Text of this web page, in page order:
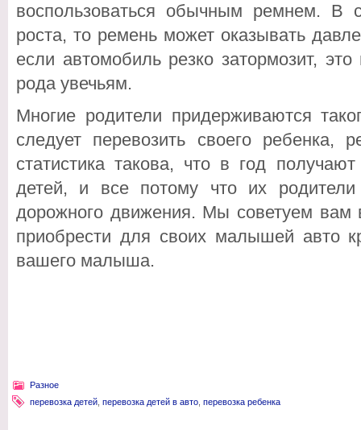
воспользоваться обычным ремнем. В
роста, то ремень может оказывать
если автомобиль резко затормозит,
рода увечьям.
Многие родители придерживаются
следует перевозить своего
статистика такова, что в год
детей, и все потому что их
дорожного движения. Мы советуем вам
приобрести для своих малышей авто
вашего малыша.
Разное
перевозка детей перевозка детей в авто перевозка ребенка